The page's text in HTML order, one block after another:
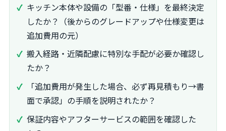
キッチン本体や設備の「型番・仕様」を最終決定
したか？（後からのグレードアップや仕様変更は
追加費用の元）
搬入経路・近隣配慮に特別な手配が必要か確認し
たか？
「追加費用が発生した場合、必ず再見積もり→書
面で承認」の手順を説明されたか？
保証内容やアフターサービスの範囲を確認した